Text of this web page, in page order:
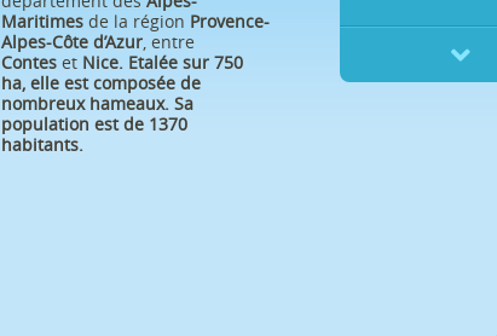
Maritimes de la région Provence-
Alpes-Côte d’Azur, entre
Contes et Nice. Etalée sur 750
ha, elle est composée de
nombreux hameaux. Sa
population est de 1370
habitants.